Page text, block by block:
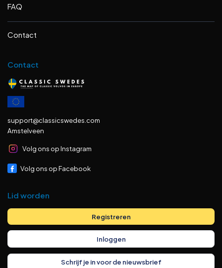
FAQ
Contact
Contact
support@classicswedes.com
Amstelveen
Volg ons op Instagram
Volg ons op Facebook
Lid worden
Registreren
Inloggen
Schrijf je in voor de nieuwsbrief